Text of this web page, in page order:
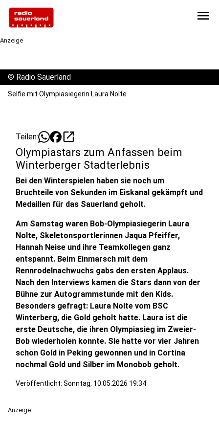
menu
Anzeige
© Radio Sauerland
Selfie mit Olympiasiegerin Laura Nolte
Teilen: open_in_new
Olympiastars zum Anfassen beim
Winterberger Stadterlebnis
Bei den Winterspielen haben sie noch um
Bruchteile von Sekunden im Eiskanal gekämpft und
Medaillen für das Sauerland geholt.
Am Samstag waren Bob-Olympiasiegerin Laura
Nolte, Skeletonsportlerinnen Jaqua Pfeiffer,
Hannah Neise und ihre Teamkollegen ganz
entspannt. Beim Einmarsch mit dem
Rennrodelnachwuchs gabs den ersten Applaus.
Nach den Interviews kamen die Stars dann von der
Bühne zur Autogrammstunde mit den Kids.
Besonders gefragt: Laura Nolte vom BSC
Winterberg, die Gold geholt hatte. Laura ist die
erste Deutsche, die ihren Olympiasieg im Zweier-
Bob wiederholen konnte. Sie hatte vor vier Jahren
schon Gold in Peking gewonnen und in Cortina
nochmal Gold und Silber im Monobob geholt.
Veröffentlicht: Sonntag, 10.05.2026 19:34
Anzeige